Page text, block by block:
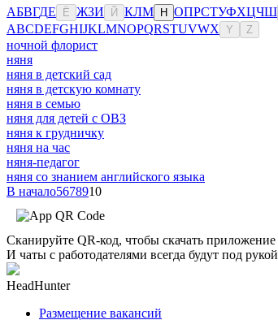
АБВГДЕ Ё ЖЗИ Й КЛМ Н ОПРСТУФХЦЧШ
ABCDEFGHIJKLMNOPQRSTUVWX Y Z
ночной флорист
няня
няня в детский сад
няня в детскую комнату
няня в семью
няня для детей с ОВЗ
няня к грудничку
няня на час
няня-педагог
няня со знанием английского языка
В начало5678910
Сканируйте QR-код, чтобы скачать приложение
И чаты с работодателями всегда будут под рукой
HeadHunter
Размещение вакансий